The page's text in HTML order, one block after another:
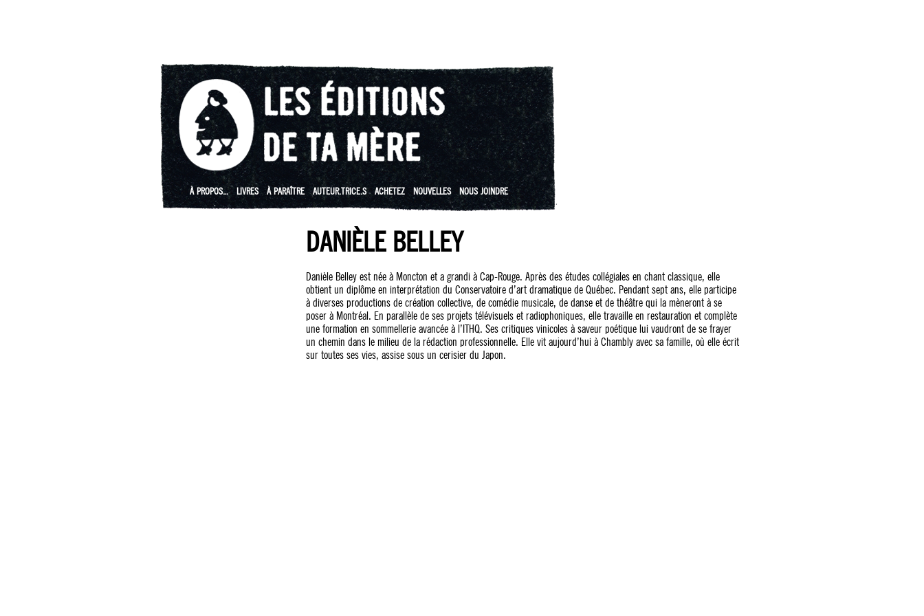
À PROPOS… LIVRES À PARAÎTRE AUTEUR.TRICE.S ACHETEZ NOUVELLES NOUS JOINDRE
DANIÈLE BELLEY
Danièle Belley est née à Moncton et a grandi à Cap-Rouge. Après des études collégiales en chant classique, elle
obtient un diplôme en interprétation du Conservatoire d’art dramatique de Québec. Pendant sept ans, elle participe
à diverses productions de création collective, de comédie musicale, de danse et de théâtre qui la mèneront à se
poser à Montréal. En parallèle de ses projets télévisuels et radiophoniques, elle travaille en restauration et complète
une formation en sommellerie avancée à l’ITHQ. Ses critiques vinicoles à saveur poétique lui vaudront de se frayer
un chemin dans le milieu de la rédaction professionnelle. Elle vit aujourd’hui à Chambly avec sa famille, où elle écrit
sur toutes ses vies, assise sous un cerisier du Japon.